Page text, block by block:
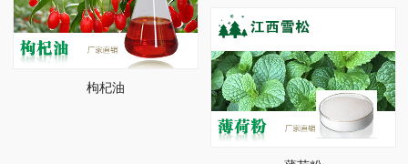
枸杞油